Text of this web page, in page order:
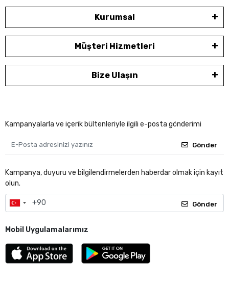
Kurumsal
Müşteri Hizmetleri
Bize Ulaşın
Kampanyalarla ve içerik bültenleriyle ilgili e-posta gönderimi
Gönder
Kampanya, duyuru ve bilgilendirmelerden haberdar olmak için kayıt
olun.
Gönder
Mobil Uygulamalarımız